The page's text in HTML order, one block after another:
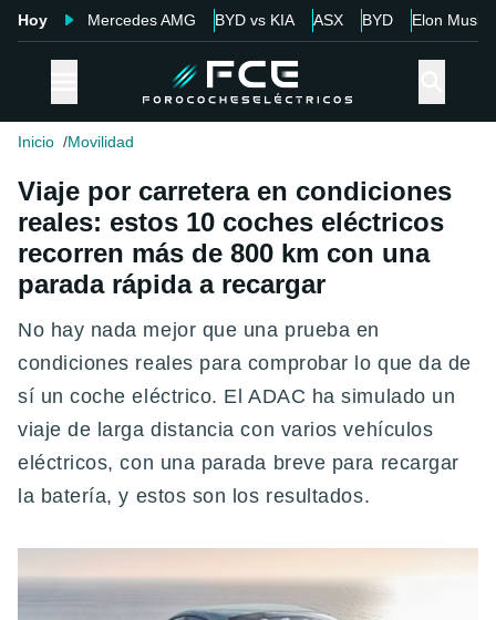
Hoy Mercedes AMG BYD vs KIA ASX BYD Elon Musk
Inicio Movilidad
Viaje por carretera en condiciones
reales: estos 10 coches eléctricos
recorren más de 800 km con una
parada rápida a recargar
No hay nada mejor que una prueba en
condiciones reales para comprobar lo que da de
sí un coche eléctrico. El ADAC ha simulado un
viaje de larga distancia con varios vehículos
eléctricos, con una parada breve para recargar
la batería, y estos son los resultados.